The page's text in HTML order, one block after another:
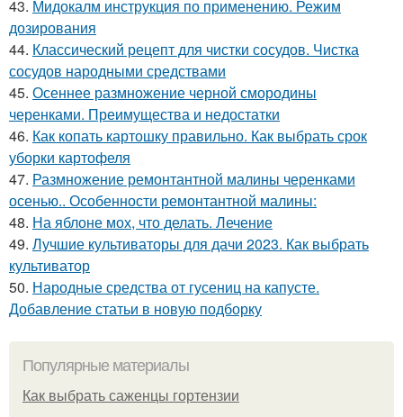
43. Мидокалм инструкция по применению. Режим
дозирования
44. Классический рецепт для чистки сосудов. Чистка
сосудов народными средствами
45. Осеннее размножение черной смородины
черенками. Преимущества и недостатки
46. Как копать картошку правильно. Как выбрать срок
уборки картофеля
47. Размножение ремонтантной малины черенками
осенью.. Особенности ремонтантной малины:
48. На яблоне мох, что делать. Лечение
49. Лучшие культиваторы для дачи 2023. Как выбрать
культиватор
50. Народные средства от гусениц на капусте.
Добавление статьи в новую подборку
Популярные материалы
Как выбрать саженцы гортензии